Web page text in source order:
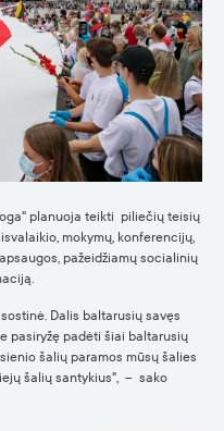
planuoja teikti piliečių teisių
mokymų, konferencijų,
pažeidžiamų socialinių
Dalis baltarusių savęs
pasiryžę padėti šiai baltarusių
šalių paramos mūsų šalies
šalių santykius", – sako